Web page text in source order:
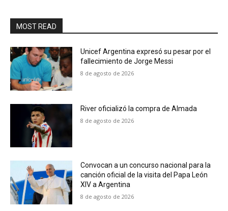
MOST READ
Unicef Argentina expresó su pesar por el
fallecimiento de Jorge Messi
8 de agosto de 2026
River oficializó la compra de Almada
8 de agosto de 2026
Convocan a un concurso nacional para la
canción oficial de la visita del Papa León
XIV a Argentina
8 de agosto de 2026